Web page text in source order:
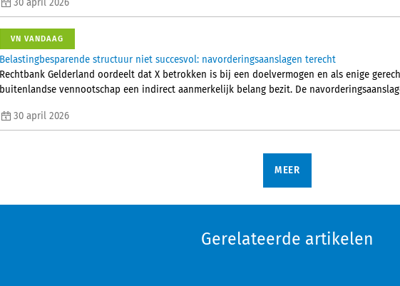
30 april 2026
VN VANDAAG
Belastingbesparende structuur niet succesvol: navorderingsaanslagen terecht
Rechtbank Gelderland oordeelt dat X betrokken is bij een doelvermogen en als enige
buitenlandse vennootschap een indirect aanmerkelijk belang bezit. De
30 april 2026
MEER
Gerelateerde artikelen